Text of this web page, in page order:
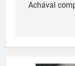
Achával